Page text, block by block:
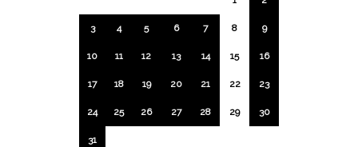
3 4 5 6 7 8 9
10 11 12 13 14 15 16
17 18 19 20 21 22 23
24 25 26 27 28 29 30
31